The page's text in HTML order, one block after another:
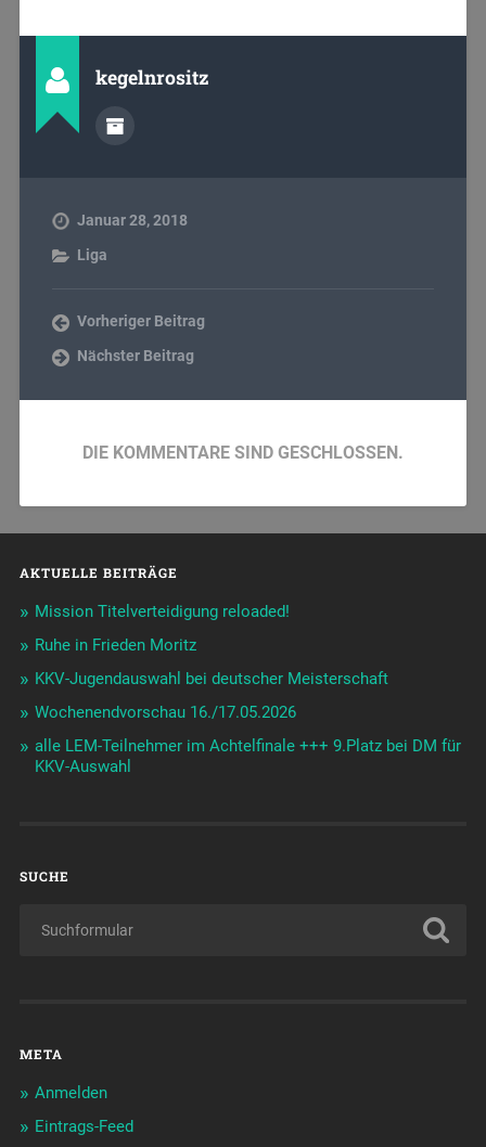
kegelnrositz
Januar 28, 2018
Liga
Vorheriger Beitrag
Nächster Beitrag
DIE KOMMENTARE SIND GESCHLOSSEN.
AKTUELLE BEITRÄGE
Mission Titelverteidigung reloaded!
Ruhe in Frieden Moritz
KKV-Jugendauswahl bei deutscher Meisterschaft
Wochenendvorschau 16./17.05.2026
alle LEM-Teilnehmer im Achtelfinale +++ 9.Platz bei DM für
KKV-Auswahl
SUCHE
META
Anmelden
Eintrags-Feed